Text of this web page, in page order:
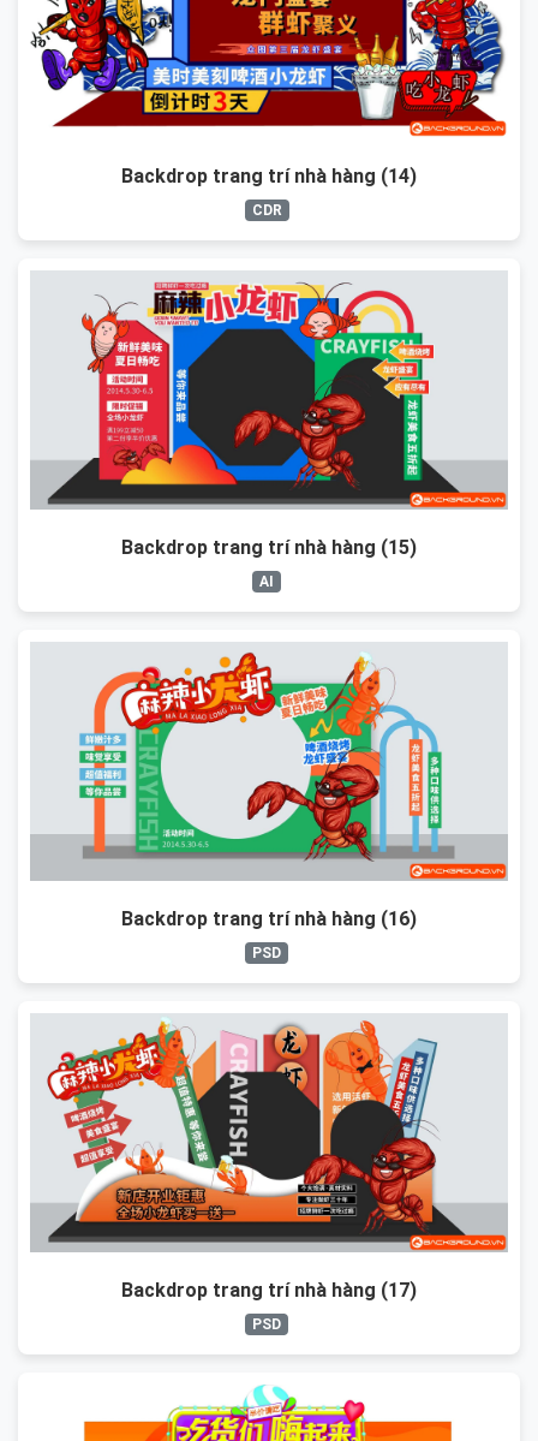
Backdrop trang trí nhà hàng (14)
CDR
Backdrop trang trí nhà hàng (15)
AI
Backdrop trang trí nhà hàng (16)
PSD
Backdrop trang trí nhà hàng (17)
PSD